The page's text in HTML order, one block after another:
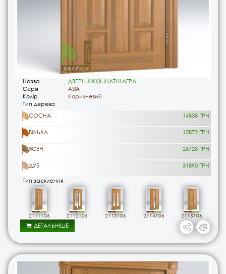
Назва
ДВЕРІ МІЖКІМНАТНІ АГРА
Серія
ASIA
Колір
Коричневий
Тип дерева
СОСНА
14838 ГРН
ВІЛЬХА 15872 ГРН
ЯСЕН 26723 ГРН
ДУБ
31890 ГРН
Тип засклення
2111106 2112106 2113106 2114106 2115106
ДЕТАЛЬНІШЕ